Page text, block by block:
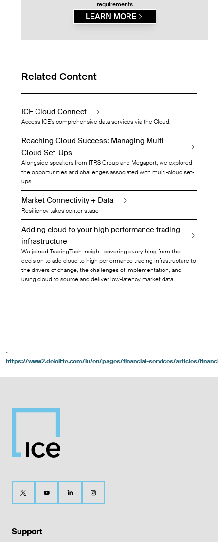
requirements
LEARN MORE
Related Content
ICE Cloud Connect
Access ICE's comprehensive data services via the Cloud.
Reaching Cloud Success: Managing Multi-
Cloud Set-Ups
Alongside speakers from ITRS Group and Megaport, we explored
the opportunities and challenges associated with multi-cloud set-
ups.
Market Connectivity + Data
Resiliency takes center stage
Adding cloud to your high performance trading
infrastructure
We joined TradingTech Insight, covering everything from the
decision to add cloud to high performance trading infrastructure to
the drivers of change, the challenges of implementation, and
using cloud to source and deliver low-latency market data.
*
https://www2.deloitte.com/lu/en/pages/financial-services/articles/
Support